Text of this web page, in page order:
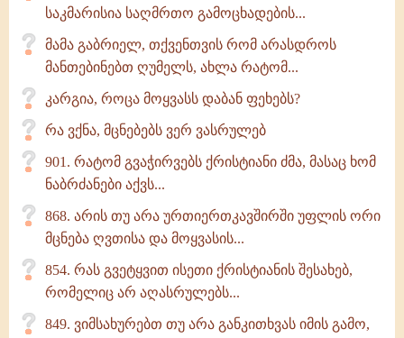
საკმარისია საღმრთო გამოცხადების...
მამა გაბრიელ, თქვენთვის რომ არასდროს
მანთებინებთ ღუმელს, ახლა რატომ...
კარგია, როცა მოყვასს დაბან ფეხებს?
რა ვქნა, მცნებებს ვერ ვასრულებ
901. რატომ გვაჭირვებს ქრისტიანი ძმა, მასაც ხომ
ნაბრძანები აქვს...
868. არის თუ არა ურთიერთკავშირში უფლის ორი
მცნება ღვთისა და მოყვასის...
854. რას გვეტყვით ისეთი ქრისტიანის შესახებ,
რომელიც არ აღასრულებს...
849. ვიმსახურებთ თუ არა განკითხვას იმის გამო,